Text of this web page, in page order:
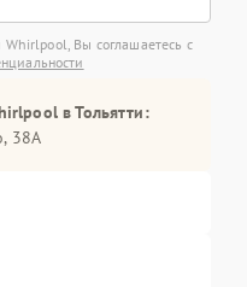
Whirlpool, Вы соглашаетесь с
в Тольятти:
38А